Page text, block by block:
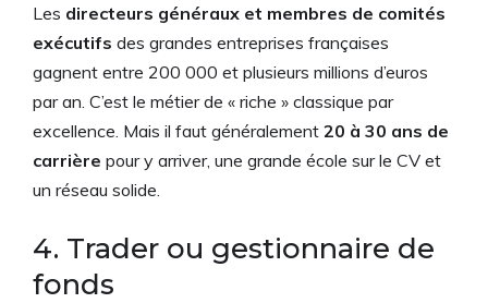
Les directeurs généraux et membres de comités
exécutifs des grandes entreprises françaises
gagnent entre 200 000 et plusieurs millions d’euros
par an. C’est le métier de « riche » classique par
excellence. Mais il faut généralement 20 à 30 ans de
carrière pour y arriver, une grande école sur le CV et
un réseau solide.
4. Trader ou gestionnaire de
fonds